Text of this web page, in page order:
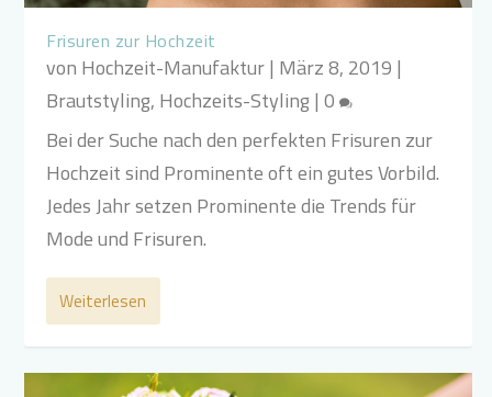
Frisuren zur Hochzeit
von Hochzeit-Manufaktur| März 8, 2019 |
Brautstyling, Hochzeits-Styling|0
Bei der Suche nach den perfekten Frisuren zur
Hochzeit sind Prominente oft ein gutes Vorbild.
Jedes Jahr setzen Prominente die Trends für
Mode und Frisuren.
Weiterlesen